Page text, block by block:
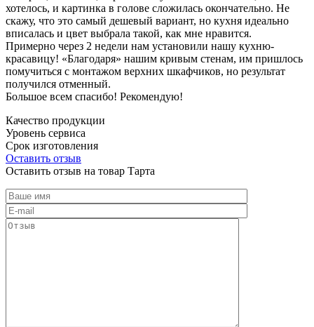
хотелось, и картинка в голове сложилась окончательно. Не
скажу, что это самый дешевый вариант, но кухня идеально
вписалась и цвет выбрала такой, как мне нравится.
Примерно через 2 недели нам установили нашу кухню-
красавицу! «Благодаря» нашим кривым стенам, им пришлось
помучиться с монтажом верхних шкафчиков, но результат
получился отменный.
Большое всем спасибо! Рекомендую!
Качество продукции
Уровень сервиса
Срок изготовления
Оставить отзыв
Оставить отзыв на товар Тарта